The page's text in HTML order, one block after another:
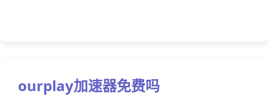
ourplay加速器免费吗